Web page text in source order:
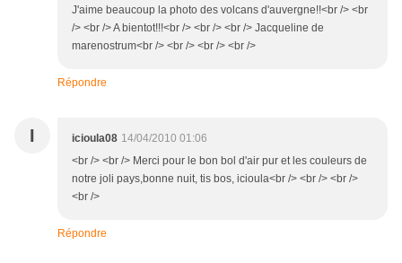
J'aime beaucoup la photo des volcans d'auvergne!!<br /> <br
/> <br /> A bientot!!!<br /> <br /> <br /> Jacqueline de
marenostrum<br /> <br /> <br /> <br />
Répondre
I icioula08 14/04/2010 01:06
<br /> <br /> Merci pour le bon bol d'air pur et les couleurs de
notre joli pays,bonne nuit, tis bos, icioula<br /> <br /> <br />
<br />
Répondre